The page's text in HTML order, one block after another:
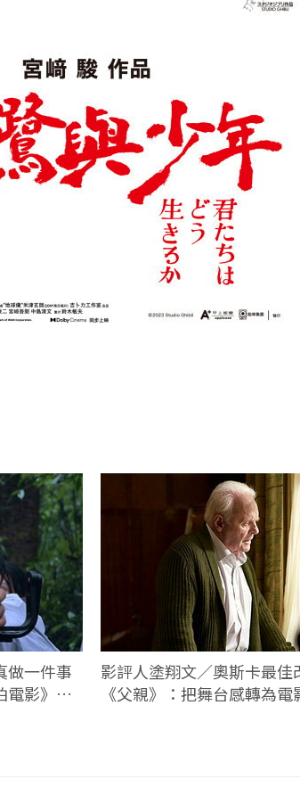
做一件事
電影》不
影評人塗翔文／奧斯卡最佳
《父親》：把舞台感轉為電